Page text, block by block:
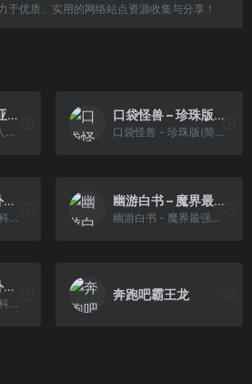
于优质、实用的网络站点资源收集与分享！
龙珠Z外传 – 赛亚人灭绝计划(简)[外星科技](JP)[RPG](6Mb)
龙珠Z外传 - 赛亚人灭绝计划(简)[外星科技](JP)[RPG](6Mb)
口袋怪兽 – 珍珠版(简)[晶科泰](CN)[RPG](8Mb)
口袋怪兽 - 珍珠版(简)[晶科泰](CN)[RPG](8Mb)
机甲战士(简)[外星科技](JP)[RPG](6Mb)
机甲战士(简)[外星科技](JP)[RPG](6Mb)
幽游白书 – 魔界最强列传(繁)[卡圣](CN)[FTG](5Mb)
幽游白书 - 魔界最强列传(繁)[卡圣](CN)[FTG](5Mb)
拯救世纪(繁)[外星科技](CN)[RPG](4Mb)
拯救世纪(繁)[外星科技](CN)[RPG](4Mb)
奔跑吧霸王龙